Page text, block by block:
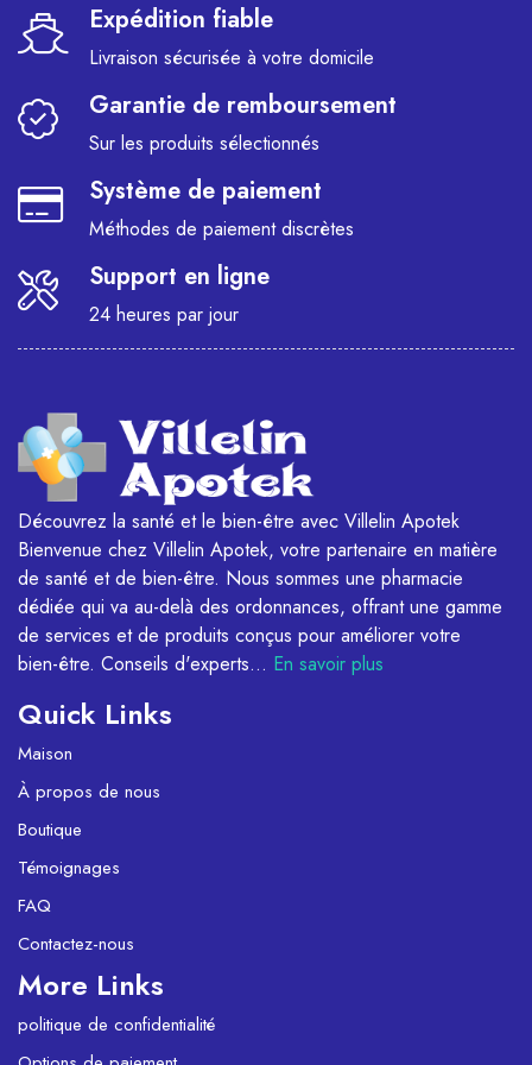
Expédition fiable
Livraison sécurisée à votre domicile
Garantie de remboursement
Sur les produits sélectionnés
Système de paiement
Méthodes de paiement discrètes
Support en ligne
24 heures par jour
Découvrez la santé et le bien-être avec Villelin Apotek
Bienvenue chez Villelin Apotek, votre partenaire en matière
de santé et de bien-être. Nous sommes une pharmacie
dédiée qui va au-delà des ordonnances, offrant une gamme
de services et de produits conçus pour améliorer votre
bien-être. Conseils d'experts... En savoir plus
Quick Links
Maison
À propos de nous
Boutique
Témoignages
FAQ
Contactez-nous
More Links
politique de confidentialité